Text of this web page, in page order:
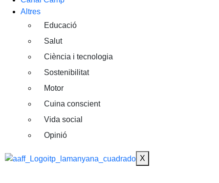
Altres
Educació
Salut
Ciència i tecnologia
Sostenibilitat
Motor
Cuina conscient
Vida social
Opinió
X